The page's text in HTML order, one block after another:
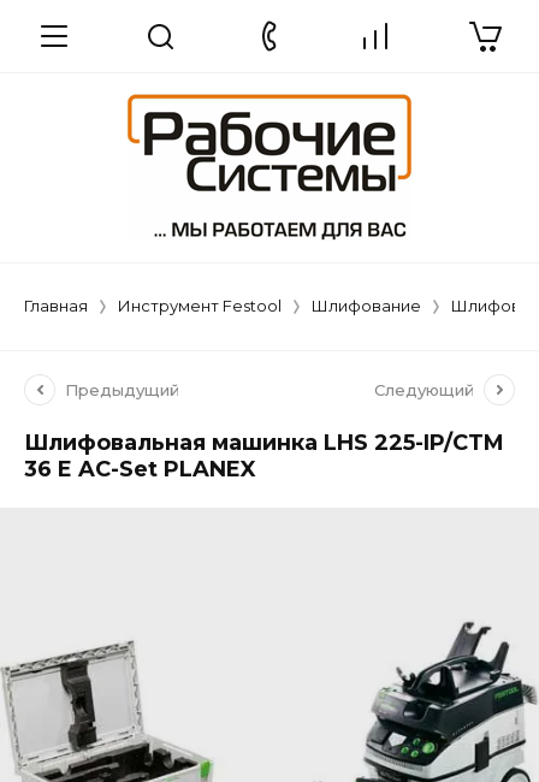
Главная Инструмент Festool Шлифование
Предыдущий Следующий
Шлифовальная машинка LHS 225-IP/CTM
36 E AC-Set PLANEX